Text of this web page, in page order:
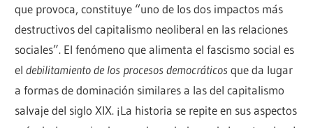
que provoca, constituye “uno de los dos impactos más
destructivos del capitalismo neoliberal en las relaciones
sociales”. El fenómeno que alimenta el fascismo social es
eldebilitamiento de los procesos democráticos que da lugar
a formas de dominación similares a las del capitalismo
salvaje del siglo XIX. ¡La historia se repite en sus aspectos